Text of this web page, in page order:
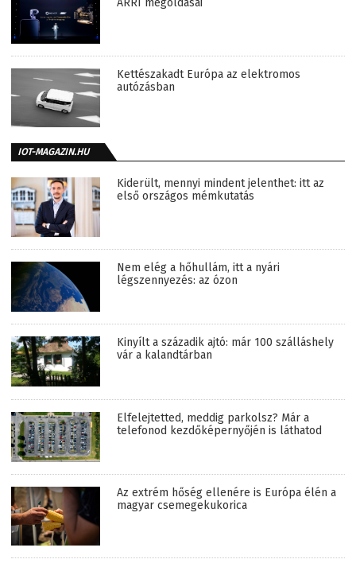
ARRI megoldásai
Kettészakadt Európa az elektromos
autózásban
IOT-MAGAZIN.HU
Kiderült, mennyi mindent jelenthet: itt az
első országos mémkutatás
Nem elég a hőhullám, itt a nyári
légszennyezés: az ózon
Kinyílt a századik ajtó: már 100 szálláshely
vár a kalandtárban
Elfelejtetted, meddig parkolsz? Már a
telefonod kezdőképernyőjén is láthatod
Az extrém hőség ellenére is Európa élén a
magyar csemegekukorica